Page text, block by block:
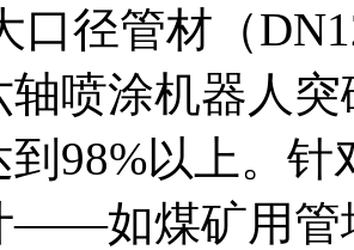
口径管材（
轴喷涂机器人
98%以上。
——如煤矿用管